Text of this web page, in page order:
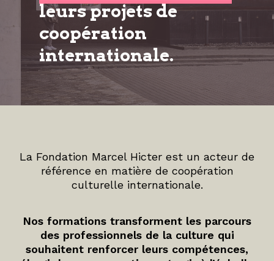
leurs projets de
coopération
internationale.
La Fondation Marcel Hicter est un acteur de
référence en matière de coopération
culturelle internationale.
Nos formations transforment les parcours
des professionnels de la culture qui
souhaitent renforcer leurs compétences,